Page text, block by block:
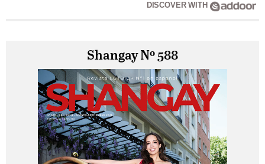
DISCOVER WITH
Shangay Nº 588